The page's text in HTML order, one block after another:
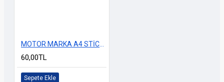
60,00TL
Sepete Ekle